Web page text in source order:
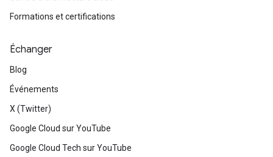
Formations et certifications
Échanger
Blog
Événements
X (Twitter)
Google Cloud sur YouTube
Google Cloud Tech sur YouTube